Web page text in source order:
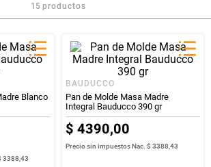
15 productos
Blanco
3388,43
BAUDUCCO
Pan de Molde Masa Madre
Integral Bauducco 390 gr
$ 4390,00
Precio sin impuestos Nac.$ 3388,43